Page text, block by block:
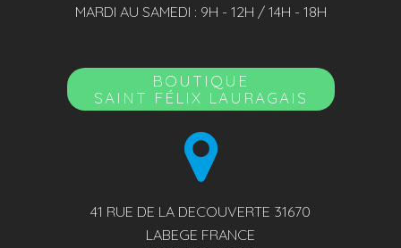
MARDI AU SAMEDI : 9H - 12H / 14H - 18H
BOUTIQUE
SAINT FÉLIX LAURAGAIS
41 RUE DE LA DECOUVERTE 31670
LABEGE FRANCE